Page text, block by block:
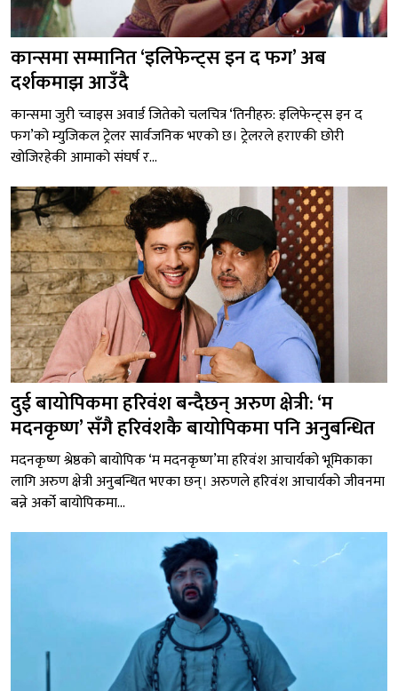
कान्समा सम्मानित ‘इलिफेन्ट्स इन द फग’ अब
दर्शकमाझ आउँदै
कान्समा जुरी च्वाइस अवार्ड जितेको चलचित्र ‘तिनीहरु: इलिफेन्ट्स इन द
फग’को म्युजिकल ट्रेलर सार्वजनिक भएको छ। ट्रेलरले हराएकी छोरी
खोजिरहेकी आमाको संघर्ष र...
दुई बायोपिकमा हरिवंश बन्दैछन् अरुण क्षेत्री: ‘म
मदनकृष्ण’ सँगै हरिवंशकै बायोपिकमा पनि अनुबन्धित
मदनकृष्ण श्रेष्ठको बायोपिक ‘म मदनकृष्ण’मा हरिवंश आचार्यको भूमिकाका
लागि अरुण क्षेत्री अनुबन्धित भएका छन्। अरुणले हरिवंश आचार्यको जीवनमा
बन्ने अर्को बायोपिकमा...